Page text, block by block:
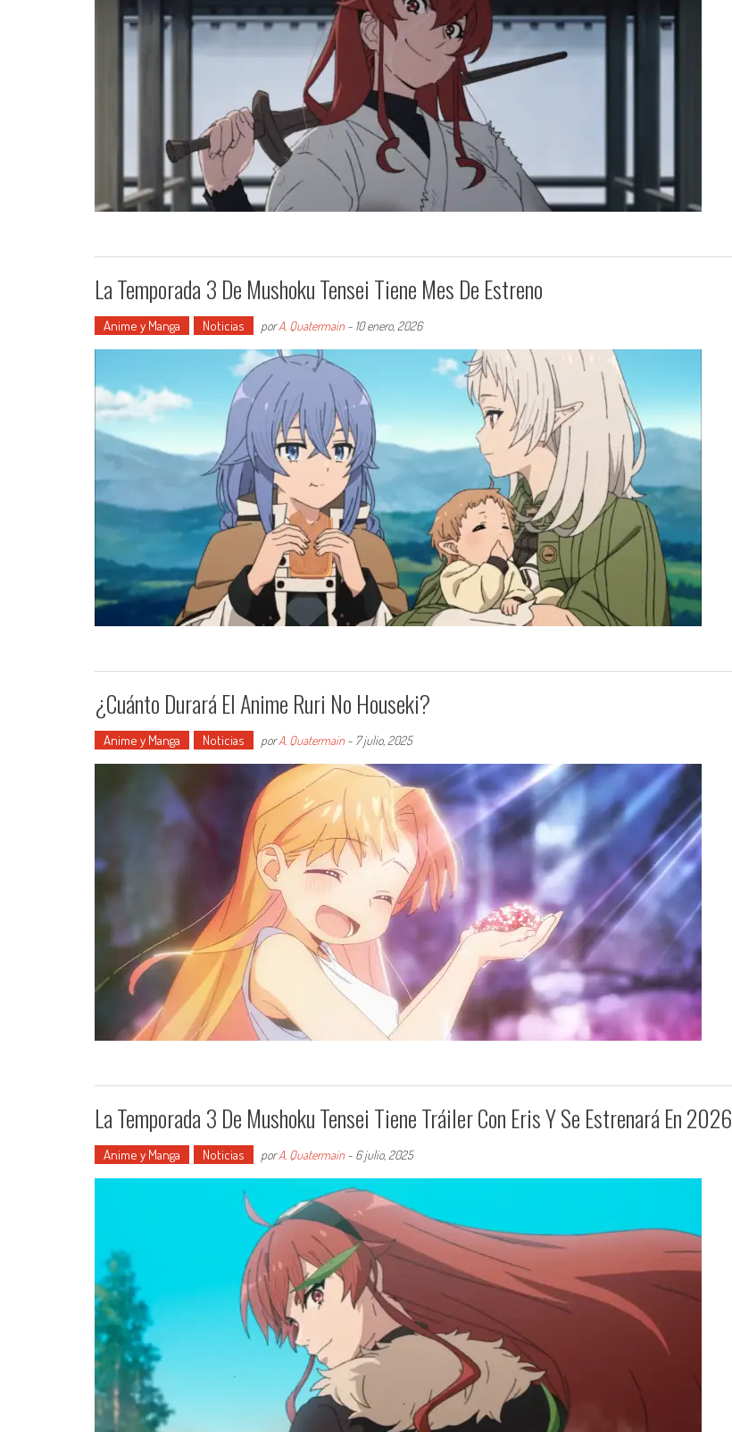
La Temporada 3 De Mushoku Tensei Tiene Mes De Estreno
Anime y Manga Noticias porA. Quatermain - 10 enero, 2026
¿Cuánto Durará El Anime Ruri No Houseki?
Anime y Manga Noticias porA. Quatermain - 7 julio, 2025
La Temporada 3 De Mushoku Tensei Tiene Tráiler Con Eris Y Se Estrenará En 2026
Anime y Manga Noticias porA. Quatermain - 6 julio, 2025